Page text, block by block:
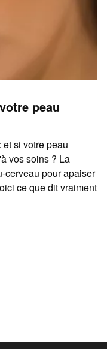
peau
si votre peau
vos soins ? La
cerveau pour apaiser
ce que dit vraiment